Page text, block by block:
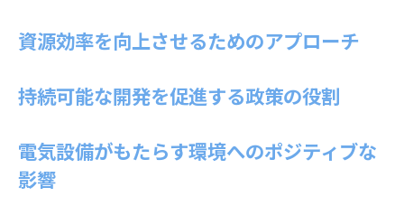
資源効率を向上させるためのアプローチ
持続可能な開発を促進する政策の役割
電気設備がもたらす環境へのポジティブな
影響